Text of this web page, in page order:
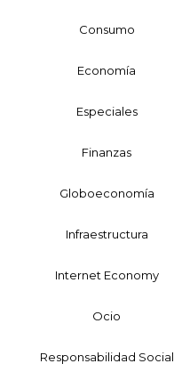
Consumo
Economía
Especiales
Finanzas
Globoeconomía
Infraestructura
Internet Economy
Ocio
Responsabilidad Social